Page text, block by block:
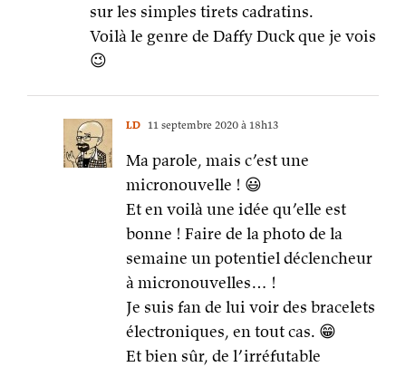
sur les simples tirets cadratins.
Voilà le genre de Daffy Duck que je vois
😉
LD 11 septembre 2020 à 18h13
Ma parole, mais c’est une
micronouvelle ! 😃
Et en voilà une idée qu’elle est
bonne ! Faire de la photo de la
semaine un potentiel déclencheur
à micronouvelles… !
Je suis fan de lui voir des bracelets
électroniques, en tout cas. 😁
Et bien sûr, de l’irréfutable